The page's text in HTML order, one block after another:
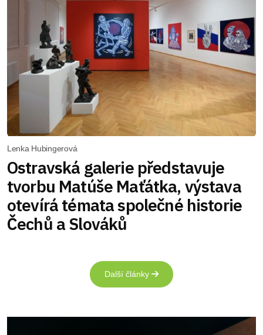
Lenka Hubingerová
Ostravská galerie představuje
tvorbu Matúše Maťátka, výstava
otevírá témata společné historie
Čechů a Slováků
Další články